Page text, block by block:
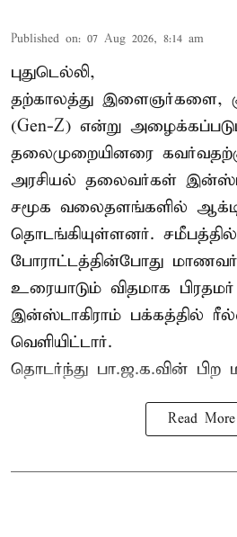
Published on: 07 Aug 2026, 8:14 am
புதுடெல்லி,
தற்காலத்து இளைஞர்களை,
(Gen-Z) என்று
தலைமுறையினரை
அரசியல் தலைவர்கள்
சமூக வலைதளங்களில்
தொடங்கியுள்ளனர்.
போராட்டத்தின்போது
உரையாடும் விதமாக
இன்ஸ்டாகிராம் பக்கத்தில்
வெளியிட்டார்.
தொடர்ந்து பா.ஜ.க.வின் பிற
Read More